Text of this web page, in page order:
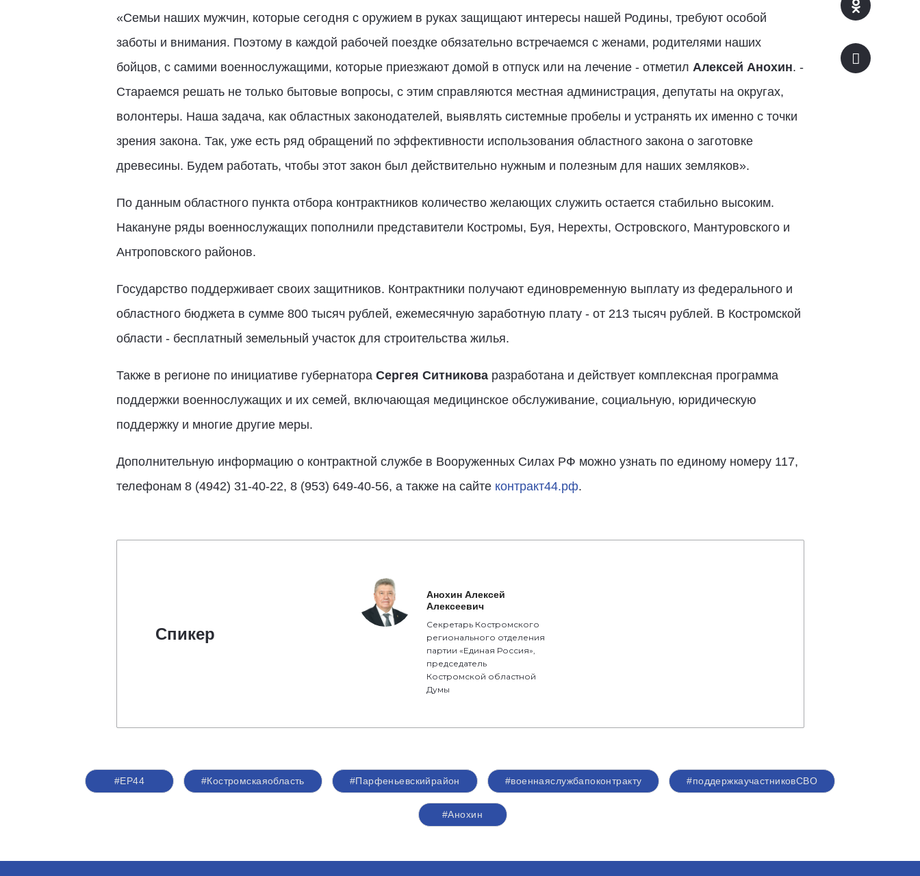
«Семьи наших мужчин, которые сегодня с оружием в руках защищают интересы нашей Родины, требуют особой
заботы и внимания. Поэтому в каждой рабочей поездке обязательно встречаемся с женами, родителями наших
бойцов, с самими военнослужащими, которые приезжают домой в отпуск или на лечение - отметил Алексей Анохин. -
Стараемся решать не только бытовые вопросы, с этим справляются местная администрация, депутаты на округах,
волонтеры. Наша задача, как областных законодателей, выявлять системные пробелы и устранять их именно с точки
зрения закона. Так, уже есть ряд обращений по эффективности использования областного закона о заготовке
древесины. Будем работать, чтобы этот закон был действительно нужным и полезным для наших земляков».
По данным областного пункта отбора контрактников количество желающих служить остается стабильно высоким.
Накануне ряды военнослужащих пополнили представители Костромы, Буя, Нерехты, Островского, Мантуровского и
Антроповского районов.
Государство поддерживает своих защитников. Контрактники получают единовременную выплату из федерального и
областного бюджета в сумме 800 тысяч рублей, ежемесячную заработную плату - от 213 тысяч рублей. В Костромской
области - бесплатный земельный участок для строительства жилья.
Также в регионе по инициативе губернатора Сергея Ситниковаразработана и действует комплексная программа
поддержки военнослужащих и их семей, включающая медицинское обслуживание, социальную, юридическую
поддержку и многие другие меры.
Дополнительную информацию о контрактной службе в Вооруженных Силах РФ можно узнать по единому номеру 117,
телефонам 8 (4942) 31-40-22, 8 (953) 649-40-56, а также на сайте контракт44.рф.
Спикер
Анохин Алексей
Алексеевич
Секретарь Костромского
регионального отделения
партии «Единая Россия»,
председатель
Костромской областной
Думы
#ЕР44 #Костромскаяобласть #Парфеньевскийрайон #военнаяслужбапоконтракту #поддержкаучастниковСВО
#Анохин